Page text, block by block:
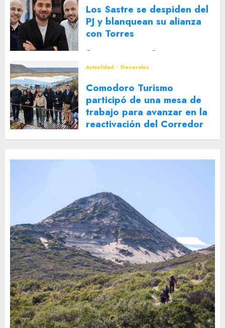
Los Sastre se despiden del
PJ y blanquean su alianza
con Torres
Actualidad
Generales
Comodoro Turismo
participó de una mesa de
trabajo para avanzar en la
reactivación del Corredor
Turístico Integrado